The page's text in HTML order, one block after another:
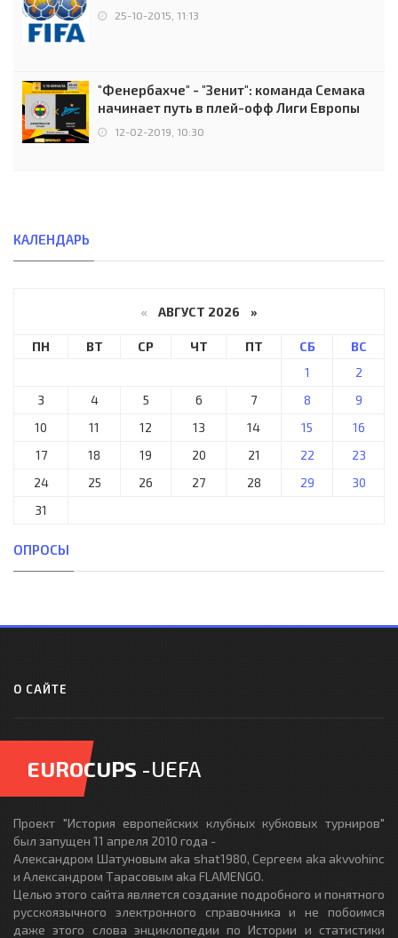
25-10-2015, 11:13
"Фенербахче" - "Зенит": команда Семака
начинает путь в плей-офф Лиги Европы
12-02-2019, 10:30
КАЛЕНДАРЬ
« АВГУСТ 2026 »
ПН ВТ СР ЧТ ПТ СБ
ВС
1
2
3
4 5 6 7 8
9
10
11 12 13 14 15
16
17
18 19 20 21 22
23
24
25 26 27 28 29
30
31
ОПРОСЫ
О САЙТЕ
EUROCUPS -UEFA
Проект "История европейских клубных кубковых турниров"
был запущен 11 апреля 2010 года -
Александром Шатуновым aka shat1980, Сергеем aka akvvohinc
и Александром Тарасовым aka FLAMENGO.
Целью этого сайта является создание подробного и понятного
русскоязычного электронного справочника и не побоимся
даже этого слова энциклопедии по Истории и статистики